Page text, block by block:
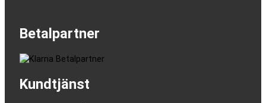
Betalpartner
Kundtjänst